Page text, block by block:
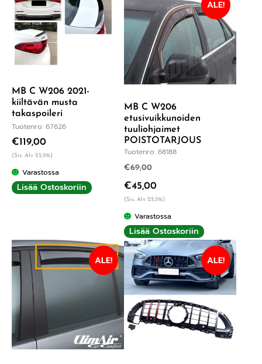
MB C W206 2021-
kiiltävän musta
takaspoileri
Tuotenro: 67626
€119,00
(Sis. Alv 25,5%)
Varastossa
Lisää Ostoskoriin
MB C W206
etusivuikkunoiden
tuuliohjaimet
POISTOTARJOUS
Tuotenro: 68188
ALE!
€69,00
€45,00
(Sis. Alv 25,5%)
Varastossa
Lisää Ostoskoriin
ALE! ALE!